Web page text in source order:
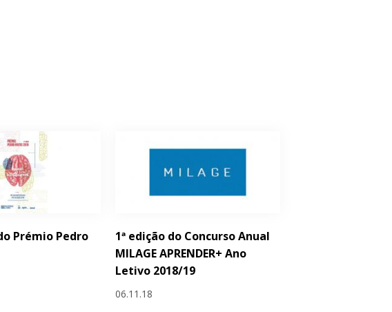
Prémio Pedro
1ª edição do Concurso Anual
MILAGE APRENDER+ Ano
Letivo 2018/19
06.11.18